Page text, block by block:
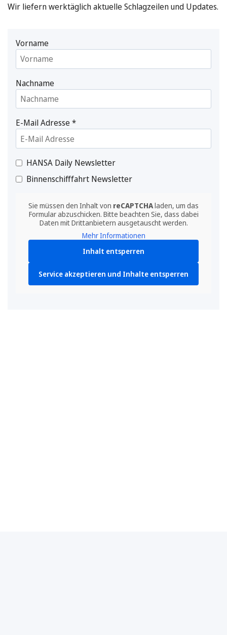
Wir liefern werktäglich aktuelle Schlagzeilen und Updates.
Vorname
Nachname
E-Mail Adresse*
HANSA Daily Newsletter
Binnenschifffahrt Newsletter
Sie müssen den Inhalt von reCAPTCHAladen, um das
Formular abzuschicken. Bitte beachten Sie, dass dabei
Daten mit Drittanbietern ausgetauscht werden.
Mehr Informationen
Inhalt entsperren
Service akzeptieren und Inhalte entsperren